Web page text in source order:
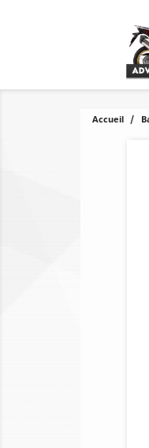
Accueil